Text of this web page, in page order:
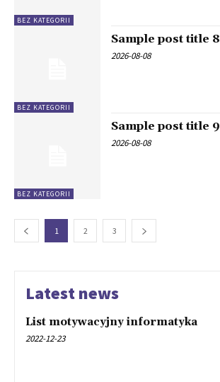
BEZ KATEGORII
BEZ KATEGORII
Sample post title 8
2026-08-08
BEZ KATEGORII
Sample post title 9
2026-08-08
1 2 3
Latest news
List motywacyjny informatyka
2022-12-23